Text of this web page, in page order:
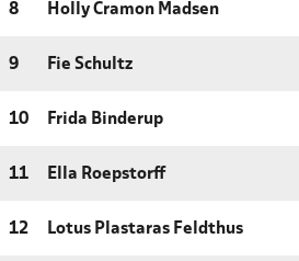
8 Holly Cramon Madsen
9 Fie Schultz
10 Frida Binderup
11 Ella Roepstorff
12 Lotus Plastaras Feldthus